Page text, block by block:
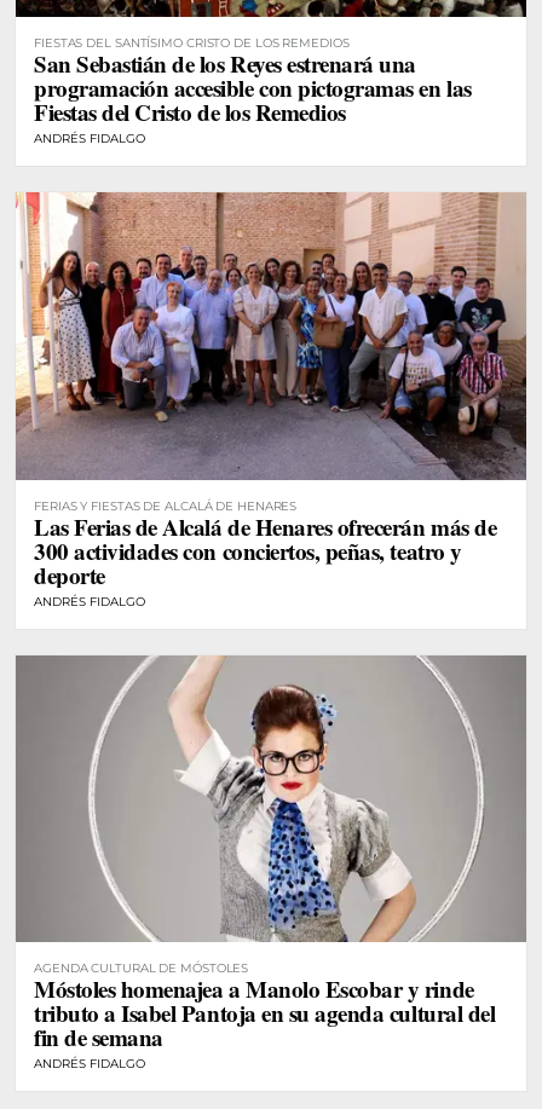
FIESTAS DEL SANTÍSIMO CRISTO DE LOS REMEDIOS
San Sebastián de los Reyes estrenará una
programación accesible con pictogramas en las
Fiestas del Cristo de los Remedios
ANDRÉS FIDALGO
FERIAS Y FIESTAS DE ALCALÁ DE HENARES
Las Ferias de Alcalá de Henares ofrecerán más de
300 actividades con conciertos, peñas, teatro y
deporte
ANDRÉS FIDALGO
AGENDA CULTURAL DE MÓSTOLES
Móstoles homenajea a Manolo Escobar y rinde
tributo a Isabel Pantoja en su agenda cultural del
fin de semana
ANDRÉS FIDALGO